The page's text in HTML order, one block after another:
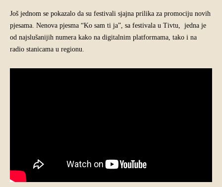
Još jednom se pokazalo da su festivali sjajna prilika za promociju novih
pjesama. Nenova pjesma “Ko sam ti ja”, sa festivala u Tivtu, jedna je
od najslušanijih numera kako na digitalnim platformama, tako i na
radio stanicama u regionu.